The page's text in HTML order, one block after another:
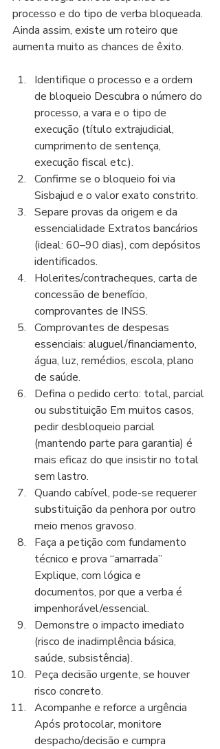
processo e do tipo de verba bloqueada.
Ainda assim, existe um roteiro que
aumenta muito as chances de êxito.
Identifique o processo e a ordem
de bloqueio Descubra o número do
processo, a vara e o tipo de
execução (título extrajudicial,
cumprimento de sentença,
execução fiscal etc.).
Confirme se o bloqueio foi via
Sisbajud e o valor exato constrito.
Separe provas da origem e da
essencialidade Extratos bancários
(ideal: 60–90 dias), com depósitos
identificados.
Holerites/contracheques, carta de
concessão de benefício,
comprovantes de INSS.
Comprovantes de despesas
essenciais: aluguel/financiamento,
água, luz, remédios, escola, plano
de saúde.
Defina o pedido certo: total, parcial
ou substituição Em muitos casos,
pedir desbloqueio parcial
(mantendo parte para garantia) é
mais eficaz do que insistir no total
sem lastro.
Quando cabível, pode-se requerer
substituição da penhora por outro
meio menos gravoso.
Faça a petição com fundamento
técnico e prova “amarrada”
Explique, com lógica e
documentos, por que a verba é
impenhorável/essencial.
Demonstre o impacto imediato
(risco de inadimplência básica,
saúde, subsistência).
Peça decisão urgente, se houver
risco concreto.
Acompanhe e reforce a urgência
Após protocolar, monitore
despacho/decisão e cumpra